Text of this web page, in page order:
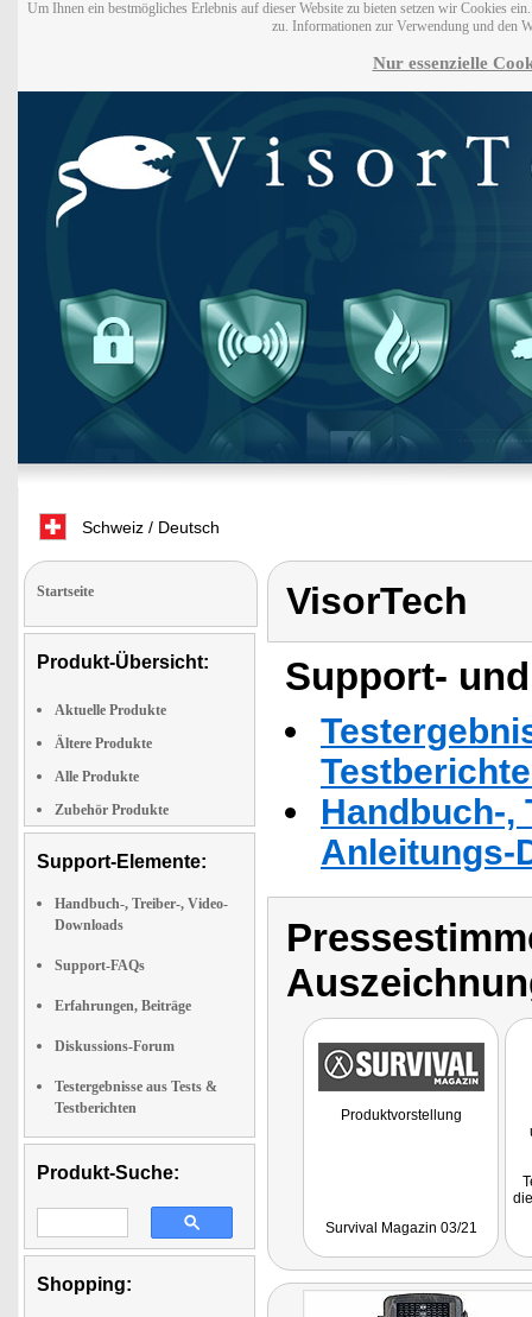
Um Ihnen ein bestmögliches Erlebnis auf dieser Website zu bieten setzen wir Cookies
zu. Informationen zur Verwendung und den
Nur essenzielle
Schweiz / Deutsch
Startseite
Produkt-Übersicht:
Aktuelle Produkte
Ältere Produkte
Alle Produkte
Zubehör Produkte
Support-Elemente:
Handbuch-, Treiber-, Video-
Downloads
Support-FAQs
Erfahrungen, Beiträge
Diskussions-Forum
Testergebnisse aus Tests &
Testberichten
Produkt-Suche:
Shopping:
VisorTech
Support-
Handbuch-,
Anleitungs-
Produktvorstellung
Survival Magazin 03/21